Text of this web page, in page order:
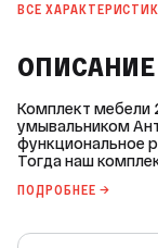
ВСЕ
ОПИСАНИЕ
Комплект мебели
умывальником Антик 55 Ищете
функциональное
Тогда наш
производитель:
мм. - Глубина без
ПОДРОБНЕЕ →